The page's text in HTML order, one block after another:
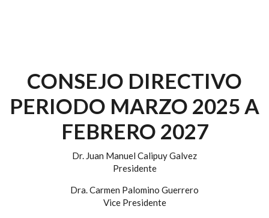
CONSEJO DIRECTIVO
PERIODO MARZO 2025 A
FEBRERO 2027
Dr. Juan Manuel Calipuy Galvez
Presidente
Dra. Carmen Palomino Guerrero
Vice Presidente